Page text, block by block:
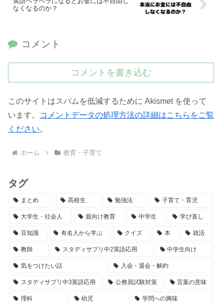
なくなるのか？
コメント
コメントを書き込む
このサイトはスパムを低減するために Akismet を使って
います。
コメントデータの処理方法の詳細はこちらをご覧
ください。
ホーム 教育・子育て
タグ
まとめ 高校生 勉強法 子育て・育児
大学生・社会人 親向け教育 中学生 学び直し
豆知識 有名人から学ぶ クイズ 本 就活
教師 スタディサプリ中2英語応用 中学生向け
気をつけたい話 入会・退会・解約
スタディサプリ中3英語応用 公務員試験対策 言葉の意味
理科 幼児 学問への興味